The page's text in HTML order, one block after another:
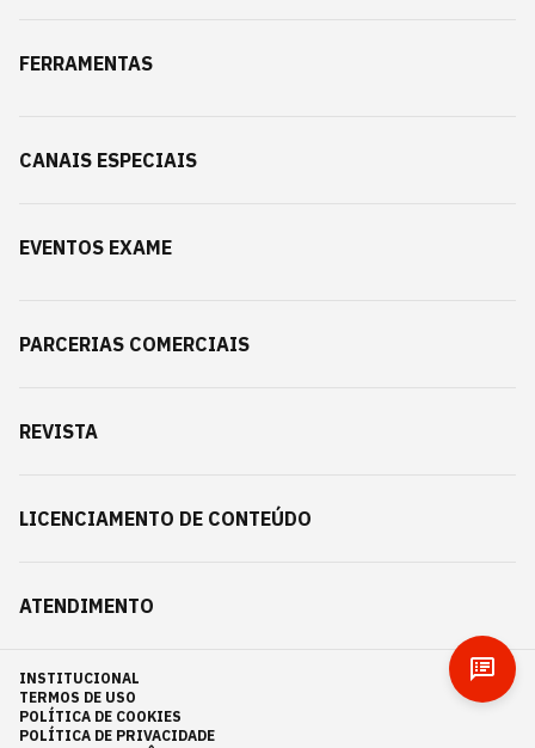
FERRAMENTAS
CANAIS ESPECIAIS
EVENTOS EXAME
PARCERIAS COMERCIAIS
REVISTA
LICENCIAMENTO DE CONTEÚDO
ATENDIMENTO
INSTITUCIONAL
TERMOS DE USO
POLÍTICA DE COOKIES
POLÍTICA DE PRIVACIDADE